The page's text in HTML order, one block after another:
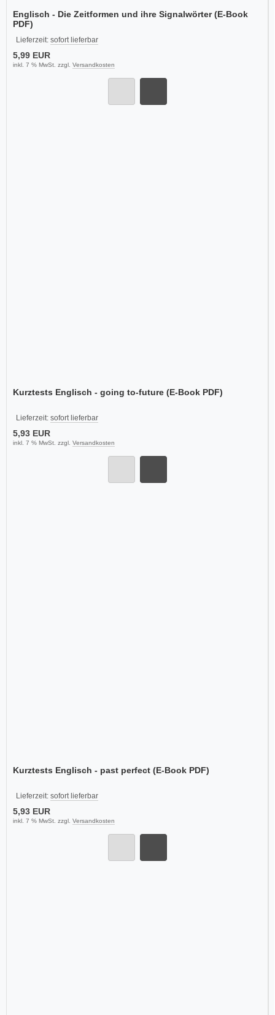
Englisch - Die Zeitformen und ihre Signalwörter (E-Book
PDF)
Lieferzeit: sofort lieferbar
5,99 EUR
inkl. 7 % MwSt. zzgl. Versandkosten
Kurztests Englisch - going to-future (E-Book PDF)
Lieferzeit: sofort lieferbar
5,93 EUR
inkl. 7 % MwSt. zzgl. Versandkosten
Kurztests Englisch - past perfect (E-Book PDF)
Lieferzeit: sofort lieferbar
5,93 EUR
inkl. 7 % MwSt. zzgl. Versandkosten